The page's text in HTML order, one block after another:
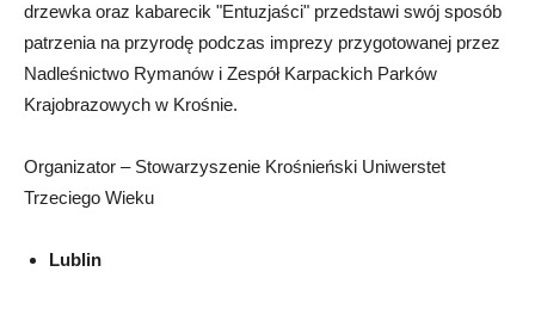
drzewka oraz kabarecik "Entuzjaści" przedstawi swój sposób
patrzenia na przyrodę podczas imprezy przygotowanej przez
Nadleśnictwo Rymanów i Zespół Karpackich Parków
Krajobrazowych w Krośnie.
Organizator – Stowarzyszenie Krośnieński Uniwerstet
Trzeciego Wieku
Lublin